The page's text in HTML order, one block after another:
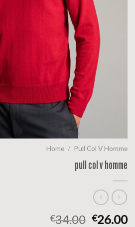
Home / Pull Col V Homme
pull col v homme
€34.00 €26.00